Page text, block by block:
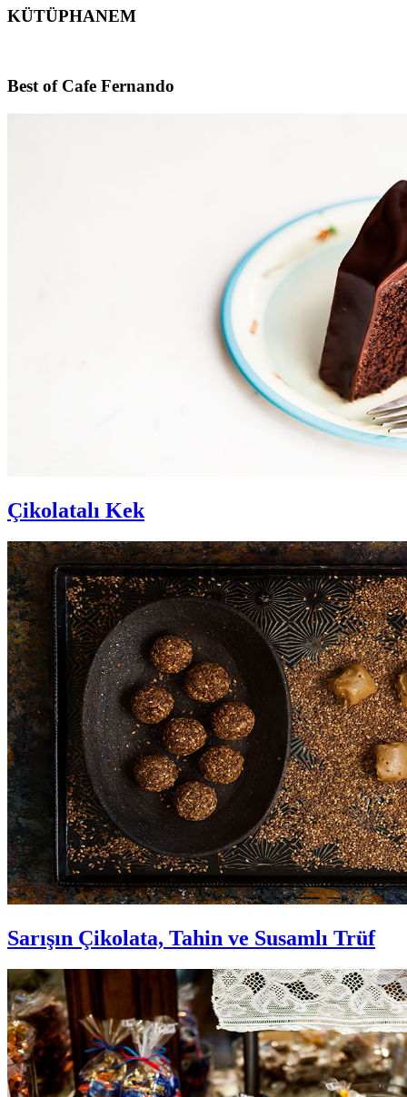
KÜTÜPHANEM
Footer
Best of Cafe Fernando
Çikolatalı Kek
Sarışın Çikolata, Tahin ve Susamlı Trüf